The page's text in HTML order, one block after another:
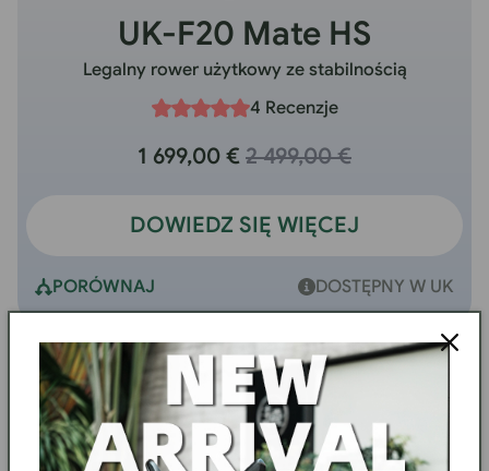
UK-F20 Mate HS
Legalny rower użytkowy ze stabilnością
4 Recenzje
1 699,00 € 2 499,00 €
DOWIEDZ SIĘ WIĘCEJ
PORÓWNAJ DOSTĘPNY W UK
WYPRZEDAŻ
DARMOWY